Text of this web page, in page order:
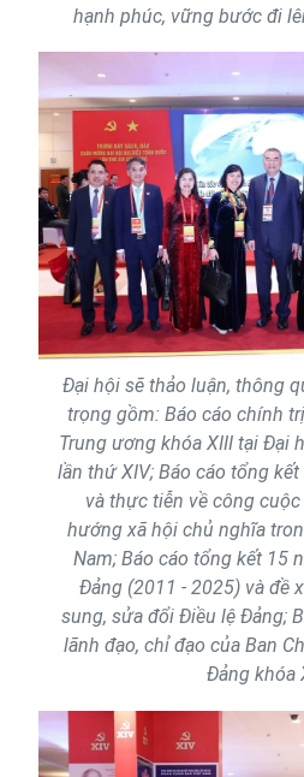
hạnh phúc, vững bước đi
Đại hội sẽ thảo luận, thông
trọng gồm: Báo cáo chính
Trung ương khóa XIII tại Đại
lần thứ XIV; Báo cáo tổng
và thực tiễn về công
hướng xã hội chủ nghĩa
Nam; Báo cáo tổng kết 15
Đảng (2011 - 2025) và đề
sung, sửa đổi Điều lệ Đảng;
lãnh đạo, chỉ đạo của Ban
Đảng khóa